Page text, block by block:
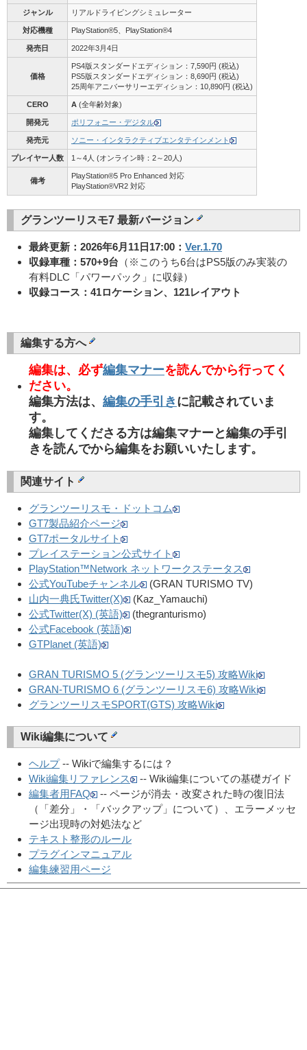
ジャンル リアルドライビングシミュレーター
対応機種 PlayStation®5、PlayStation®4
発売日 2022年3月4日
価格
PS4版スタンダードエディション：7,590円 (税込)
PS5版スタンダードエディション：8,690円 (税込)
25周年アニバーサリーエディション：10,890円 (税込)
CERO A (全年齢対象)
開発元 ポリフォニー・デジタル
発売元 ソニー・インタラクティブエンタテインメント
プレイヤー人数 1～4人 (オンライン時：2～20人)
備考
PlayStation®5 Pro Enhanced 対応
PlayStation®VR2 対応
グランツーリスモ7 最新バージョン
最終更新：2026年6月11日17:00： Ver.1.70
収録車種：570+9台 （※このうち6台はPS5版のみ実装の
有料DLC「パワーパック」に収録）
収録コース：41ロケーション、121レイアウト
編集する方へ
編集は、必ず編集マナーを読んでから行ってく
ださい。
編集方法は、 編集の手引き に記載されていま
す。
編集してくださる方は編集マナーと編集の手引
きを読んでから編集をお願いいたします。
関連サイト
グランツーリスモ・ドットコム
GT7製品紹介ページ
GT7ポータルサイト
プレイステーション公式サイト
PlayStation™Network ネットワークステータス
公式YouTubeチャンネル
(GRAN TURISMO TV)
山内一典氏Twitter(X)
(Kaz_Yamauchi)
公式Twitter(X) (英語)
(thegranturismo)
公式Facebook (英語)
GTPlanet (英語)
GRAN TURISMO 5 (グランツーリスモ5) 攻略Wiki
GRAN-TURISMO 6 (グランツーリスモ6) 攻略Wiki
グランツーリスモSPORT(GTS) 攻略Wiki
Wiki編集について
ヘルプ-- Wikiで編集するには？
Wiki編集リファレンス
-- Wiki編集についての基礎ガイド
編集者用FAQ
-- ページが消去・改変された時の復旧法
（「差分」・「バックアップ」について）、エラーメッセ
ージ出現時の対処法など
テキスト整形のルール
プラグインマニュアル
編集練習用ページ